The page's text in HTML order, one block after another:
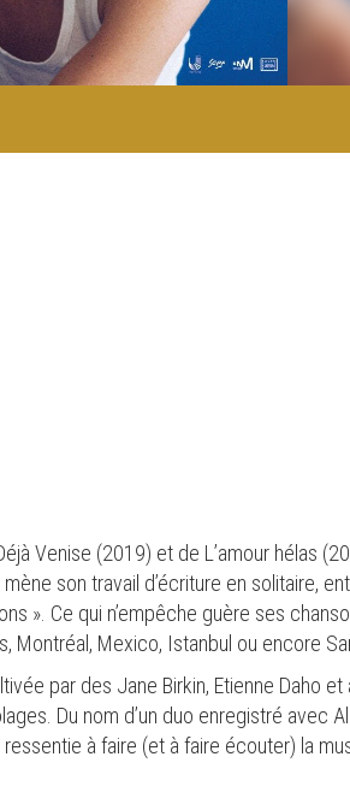
Venise (2019) et de L’amour hélas
son travail d’écriture en solitaire,
». Ce qui n’empêche guère ses
Montréal, Mexico, Istanbul ou encore
par des Jane Birkin, Etienne Daho et
Du nom d’un duo enregistré avec
à faire (et à faire écouter) la